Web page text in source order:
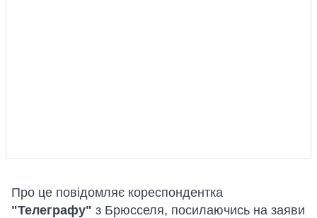
Про це повідомляє кореспондентка
"Телеграфу" з Брюсселя, посилаючись на заяви